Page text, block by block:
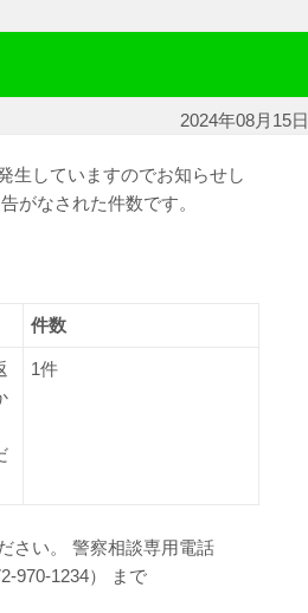
2024年08月15日
生していますのでお知らせし
がなされた件数です。
件数
1件
さい。 警察相談専用電話
970-1234） まで